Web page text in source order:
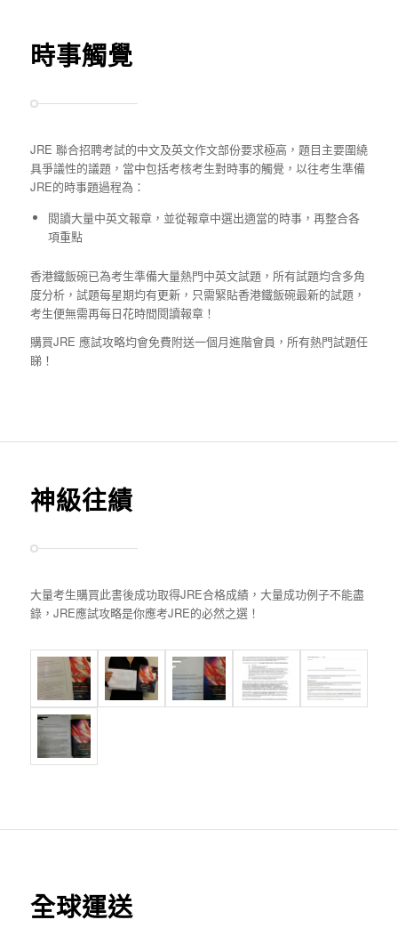
時事觸覺
JRE 聯合招聘考試的中文及英文作文部份要求極高，題目主要圍繞
具爭議性的議題，當中包括考核考生對時事的觸覺，以往考生準備
JRE的時事題過程為：
閱讀大量中英文報章，並從報章中選出適當的時事，再整合各
項重點
香港鐵飯碗已為考生準備大量熱門中英文試題，所有試題均含多角
度分析，試題每星期均有更新，只需緊貼香港鐵飯碗最新的試題，
考生便無需再每日花時間閱讀報章！
購買JRE 應試攻略均會免費附送一個月進階會員，所有熱門試題任
睇！
神級往績
大量考生購買此書後成功取得JRE合格成績，大量成功例子不能盡
錄，JRE應試攻略是你應考JRE的必然之選！
全球運送